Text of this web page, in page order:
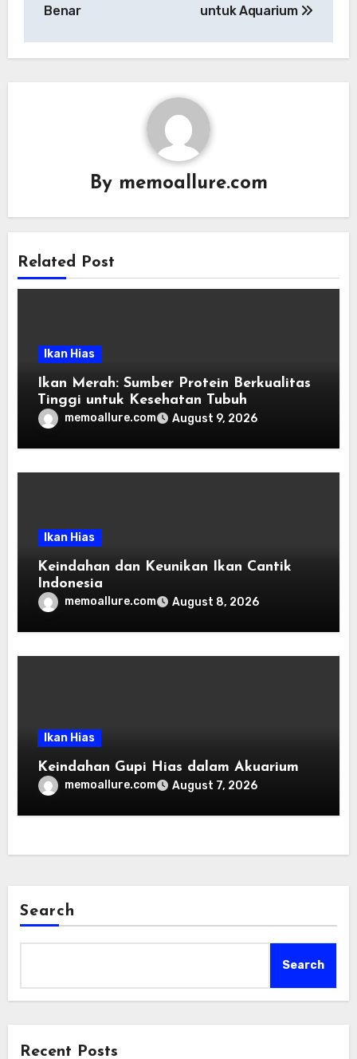
Benar
untuk Aquarium
By memoallure.com
Related Post
Ikan Hias
Ikan Merah: Sumber Protein Berkualitas
Tinggi untuk Kesehatan Tubuh
memoallure.com August 9, 2026
Ikan Hias
Keindahan dan Keunikan Ikan Cantik
Indonesia
memoallure.com August 8, 2026
Ikan Hias
Keindahan Gupi Hias dalam Akuarium
memoallure.com August 7, 2026
Search
Search
Recent Posts